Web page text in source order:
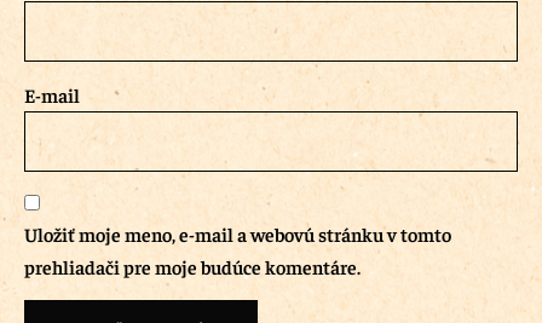
E-mail
Uložiť moje meno, e-mail a webovú stránku v tomto
prehliadači pre moje budúce komentáre.